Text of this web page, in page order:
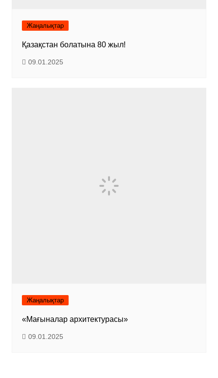
Жаңалықтар
Қазақстан болатына 80 жыл!
09.01.2025
Жаңалықтар
«Мағыналар архитектурасы»
09.01.2025